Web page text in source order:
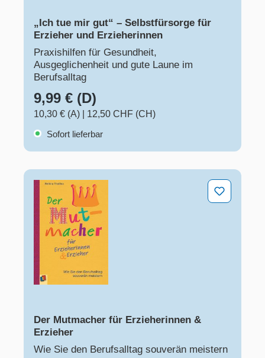
„Ich tue mir gut“ – Selbstfürsorge für
Erzieher und Erzieherinnen
Praxishilfen für Gesundheit,
Ausgeglichenheit und gute Laune im
Berufsalltag
9,99 € (D)
10,30 € (A)
12,50 CHF (CH)
Sofort lieferbar
Der Mutmacher für Erzieherinnen & Erzieher
Der Mutmacher für Erzieherinnen &
Erzieher
Wie Sie den Berufsalltag souverän meistern